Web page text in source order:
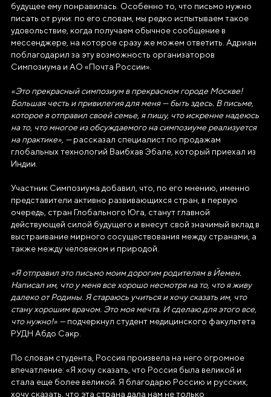
будущее ему понравилась. Особенно то, что письмо нужно
писать от руки: по его словам, мы редко испытываем такое
удовольствие, когда получаем обычное сообщение в
мессенджере, на которое сразу же можем ответить. Адриан
поблагодарил за эту возможность организаторов
Симпозиума и АО «Почта России».
«Это прекрасный симпозиум в прекрасном городе Москве!
Большая честь и привилегия для меня — быть здесь. В письме,
которое я отправил своей семье, я пишу, что искренне надеюсь
на то, что многое из обсуждаемого на симпозиуме реализуется
на практике», —рассказал специалист по продажам
глобальных технологий Ваибхав Эбале, который приехал из
Индии.
Участник Симпозиума добавил, что, по его мнению, именно
представители активно развивающихся стран, в первую
очередь, стран Глобального Юга, станут главной
действующей силой будущего и внесут свой значимый вклад в
выстраивание мирного сосуществования между странами, а
также между человеком и природой.
«Я отправил это письмо моим дорогим родителям в Йемен.
Написал им, что у меня все хорошо несмотря на то, что я живу
далеко от Родины. Я стараюсь учиться и хочу сказать им, что
стану хорошим врачом. Это моя мечта. И сделаю для этого все,
что нужно!» —подчеркнул студент медицинского факультета
РУДН Абдо Сакр.
По словам студента, Россия произвела на него огромное
впечатление: «Я хочу сказать, что Россия была великой и
стала еще более великой. Я благодарю Россию и русских,
хочу сказать, что эта страна дала нам не только
ОРГАНИЗАЦИЯ «ДИРЕКЦИЯ
ВЫСТАВКИ ДОСТИЖЕНИЙ
"РОССИЯ"»
Генеральный директор Автономной некоммерческой
организации «Дирекция Выставки Достижений "Россия"»
Юридический адрес
119180, город Москва, пер Бродников, д. 7
стр. 2
1237700185645
ИНН/КПП
9703137862/770601001
+7(495)109-97-70
E-mail